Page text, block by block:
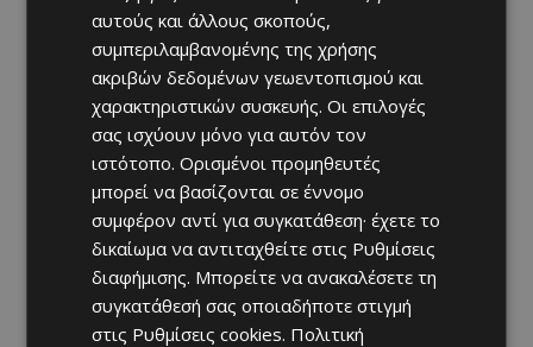
αυτούς και άλλους σκοπούς,
συμπεριλαμβανομένης της χρήσης
ακριβών δεδομένων γεωεντοπισμού και
χαρακτηριστικών συσκευής. Οι επιλογές
σας ισχύουν μόνο για αυτόν τον
ιστότοπο. Ορισμένοι προμηθευτές
μπορεί να βασίζονται σε έννομο
συμφέρον αντί για συγκατάθεση· έχετε το
δικαίωμα να αντιταχθείτε στις Ρυθμίσεις
διαφήμισης. Μπορείτε να ανακαλέσετε τη
συγκατάθεσή σας οποιαδήποτε στιγμή
στις Ρυθμίσεις cookies. Πολιτική